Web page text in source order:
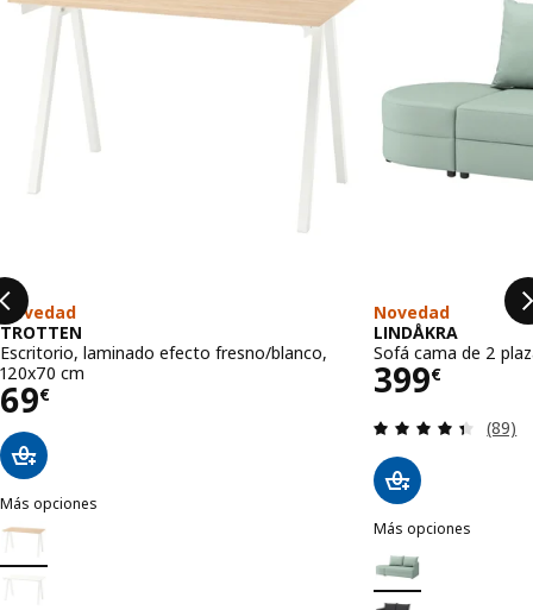
Novedad
TROTTEN
Escritorio, laminado efecto fresno/blanco,
120x70 cm
69€
Precio 69€
Más opciones
TROTTEN
Opción: TROTTEN, Escritorio, laminado efecto fresno/blanco,
Opción: TROTTEN, Escritorio, blanco, 120x70 cm
Novedad
LINDÅKRA
Sofá cama de 2
399€
Precio
(89)
Más opciones
Opción:
Opción: